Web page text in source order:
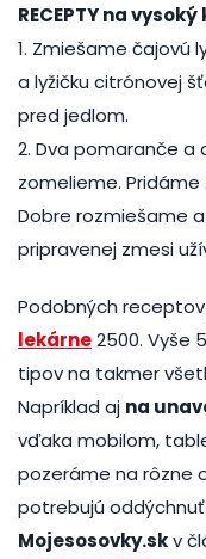
RECEPTY na
1. Zmiešame čajovú
a lyžičku citrónovej
pred jedlom.
2. Dva pomaranče
zomelieme. Pridáme
Dobre rozmiešame
pripravenej zmesi
Podobných receptov
lekárne2500. Vyše
tipov na takmer
Napríklad aj na
vďaka mobilom,
pozeráme na rôzne
potrebujú
Mojesosovky.skv